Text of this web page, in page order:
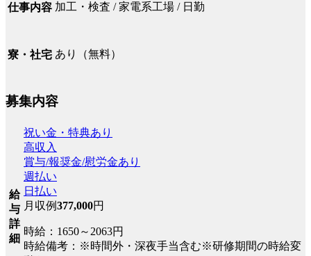
仕事内容 加工・検査 / 家電系工場 / 日勤
寮・社宅 あり（無料）
募集内容
給
与
詳
細
祝い金・特典あり
高収入
賞与/報奨金/慰労金あり
週払い
日払い
月収例377,000円
時給：1650～2063円
時給備考：※時間外・深夜手当含む※研修期間の時給変